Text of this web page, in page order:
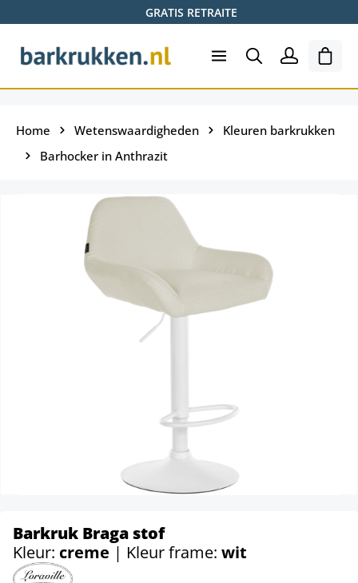
GRATIS RETRAITE
Home Wetenswaardigheden
Kleuren barkrukken
Barhocker in Anthrazit
Barkruk Braga stof
Kleur: creme | Kleur frame: wit